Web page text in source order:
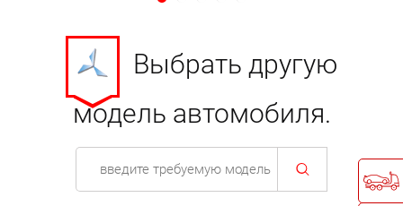
Выбрать другую
модель автомобиля.